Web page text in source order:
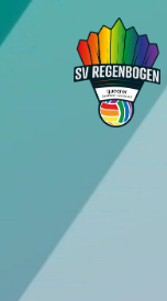
Skip
to